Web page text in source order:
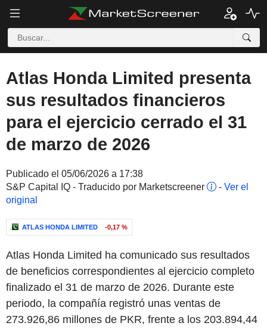
Atlas Honda Limited presenta
sus resultados financieros
para el ejercicio cerrado el 31
de marzo de 2026
Publicado el 05/06/2026 a 17:38
S&P Capital IQ - Traducido por Marketscreener
- Ver el
original
ATLAS HONDA LIMITED -0,17 %
Atlas Honda Limited ha comunicado sus resultados
de beneficios correspondientes al ejercicio completo
finalizado el 31 de marzo de 2026. Durante este
periodo, la compañía registró unas ventas de
273.926,86 millones de PKR, frente a los 203.894,44